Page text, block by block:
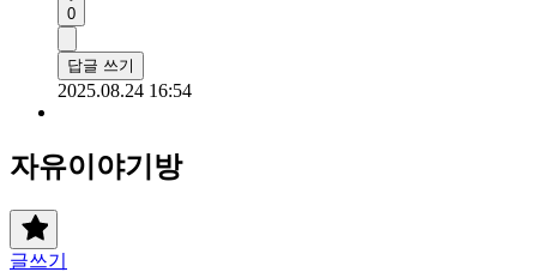
0
답글 쓰기
2025.08.24 16:54
자유이야기방
글쓰기